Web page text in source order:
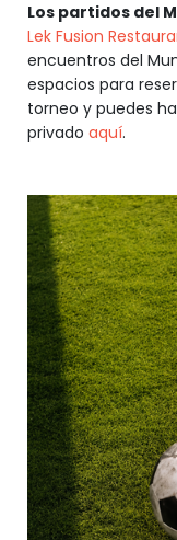
Los partidos del
Lek Fusion
encuentros del
espacios para
torneo y puedes
privado aquí.